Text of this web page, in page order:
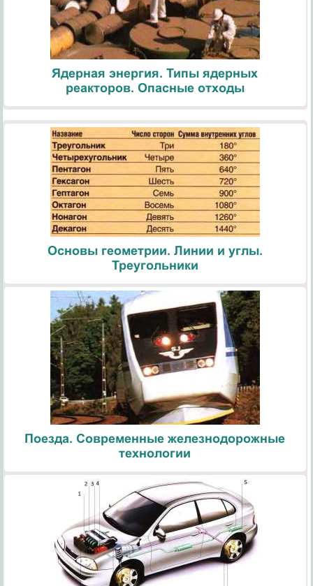
Ядерная энергия. Типы ядерных
реакторов. Опасные отходы
Основы геометрии. Линии и углы.
Треугольники
Поезда. Современные железнодорожные
технологии